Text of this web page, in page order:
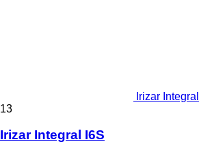
Irizar
13
Irizar Integral I6S